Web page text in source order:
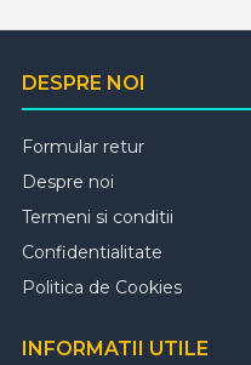
DESPRE NOI
Formular retur
Despre noi
Termeni si conditii
Confidentialitate
Politica de Cookies
INFORMATII UTILE